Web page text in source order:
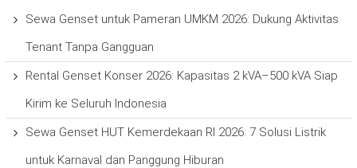
Sewa Genset untuk Pameran UMKM 2026: Dukung Aktivitas
Tenant Tanpa Gangguan
Rental Genset Konser 2026: Kapasitas 2 kVA–500 kVA Siap
Kirim ke Seluruh Indonesia
Sewa Genset HUT Kemerdekaan RI 2026: 7 Solusi Listrik
untuk Karnaval dan Panggung Hiburan